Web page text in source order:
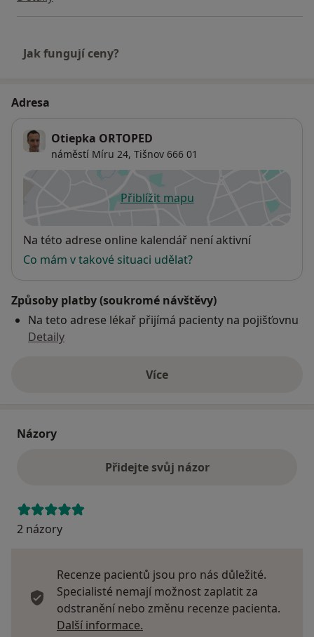
Jak fungují ceny?
Adresa
Otiepka ORTOPED
náměstí Míru 24, Tišnov 666 01
Přiblížit mapuse otevře v nové záložce
Dostupnost
Na této adrese online kalendář není aktivní
Co mám v takové situaci udělat?
Způsoby platby (soukromé návštěvy)
Na teto adrese lékař přijímá pacienty na pojišťovnu
Detaily
Víceo adrese
Názory
Přidejte svůj názor
2 názory
Recenze pacientů jsou pro nás důležité.
Specialisté nemají možnost zaplatit za
odstranění nebo změnu recenze pacienta.
Další informace.